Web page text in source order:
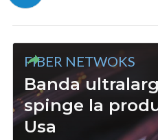
FIBER NETWOKS
Banda
spinge la
Usa